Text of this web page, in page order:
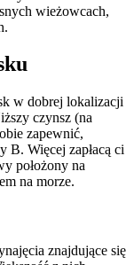
wieżowcach,
w dobrej lokalizacji
czynsz (na
zapewnić,
Więcej zapłacą ci
położony na
na morze.
znajdujące się